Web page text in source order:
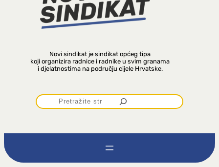
Novi sindikat je sindikat općeg tipa
koji organizira radnice i radnike u svim granama
i djelatnostima na području cijele Hrvatske.
P
r